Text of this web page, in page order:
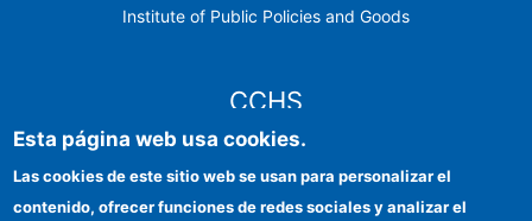
Institute of Public Policies and Goods
CCHS
Institutional identity
Esta página web usa cookies.
Las cookies de este sitio web se usan para personalizar el
contenido, ofrecer funciones de redes sociales y analizar el